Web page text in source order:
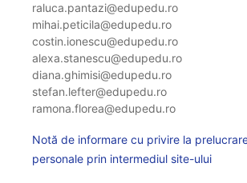
raluca.pantazi@edupedu.ro
mihai.peticila@edupedu.ro
costin.ionescu@edupedu.ro
alexa.stanescu@edupedu.ro
diana.ghimisi@edupedu.ro
stefan.lefter@edupedu.ro
ramona.florea@edupedu.ro
Notă de informare cu privire la
personale prin intermediul site-ului